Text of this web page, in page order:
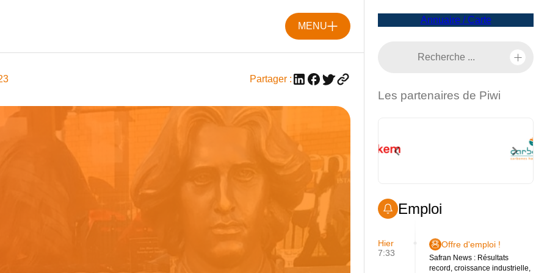
MENU
Partager :
Annuaire / Carte
Les partenaires de Piwi
Emploi
Hier
7:33
Offre d'emploi !
Safran News : Résultats
record, croissance industrielle,